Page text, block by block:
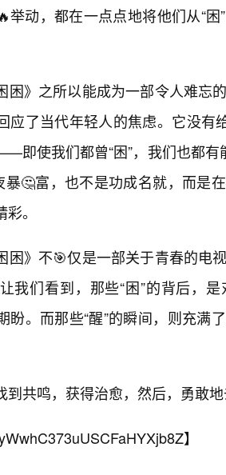
举动，都在一点点地将他们从“
困》之所以能成为一部令人难忘
应了当代年轻人的焦虑。它没有
即使我们都曾“困”，我们也都有
暴🤔富，也不是功成名就，而是
。
困》不🎯仅是一部关于青春的电
我们看到，那些“困”的背后，
盼。而那些“醒”的瞬间，则充满
共鸣，获得治愈，然后，勇敢地
】